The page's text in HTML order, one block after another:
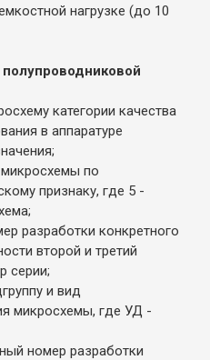
нагрузке (до 10
категории качества
в аппаратуре
микросхемы по
признаку, где 5 -
разработки конкретного
второй и третий
серии;
и вид
микросхемы, где УД -
номер разработки